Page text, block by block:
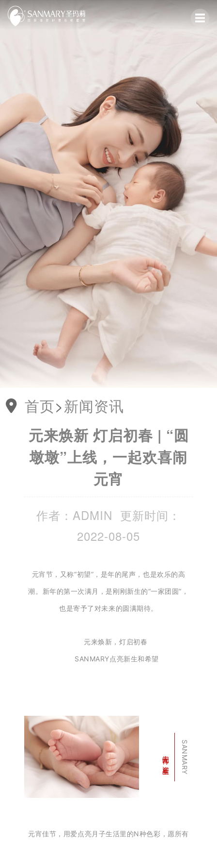
首页>新闻资讯
元来焕新 灯启初春 | “圆
墩墩”上线，一起欢喜闹
元宵
作者：ADMIN 更新时间：
2022-08-05
元宵节，又称“初望”， 是年的尾声，也是欢乐的高
潮。新年的第一次满月，是刚刚新生的“一家团圆”，
也是寄予了对未来的圆满期待。
元来焕新，灯启初春
SANMARY点亮新生和希望
SANMARY
闹元宵 · 迎新生
元宵佳节，用爱点亮月子生活里的N种色彩， 愿所有